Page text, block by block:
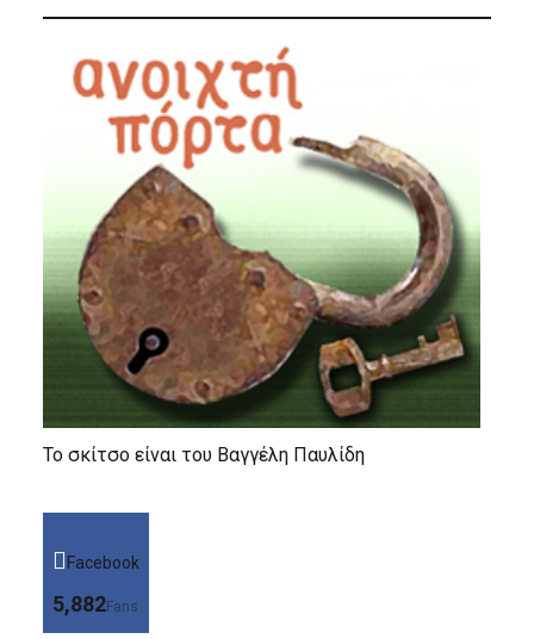
Το σκίτσο είναι του Βαγγέλη Παυλίδη
Facebook
5,882Fans